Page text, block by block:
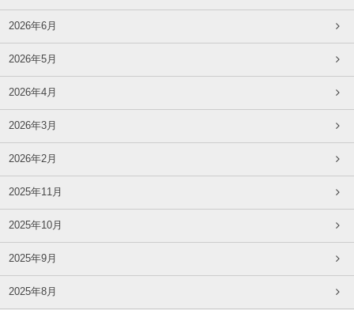
2026年6月
2026年5月
2026年4月
2026年3月
2026年2月
2025年11月
2025年10月
2025年9月
2025年8月